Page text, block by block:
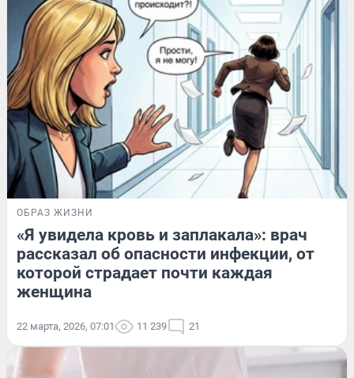
ОБРАЗ ЖИЗНИ
«Я увидела кровь и заплакала»: врач
рассказал об опасности инфекции, от
которой страдает почти каждая
женщина
22 марта, 2026, 07:01 11 239 21